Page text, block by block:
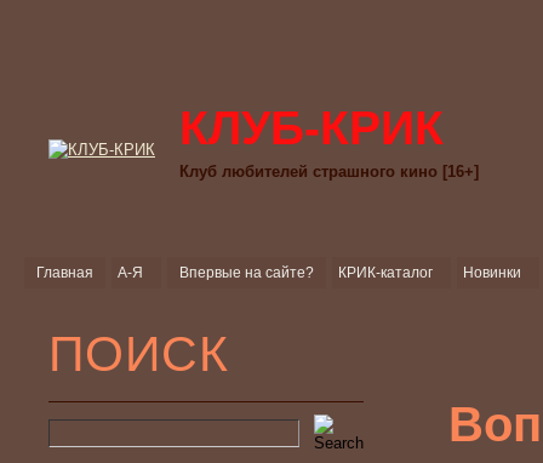
КЛУБ-КРИК
Клуб любителей страшного кино [16+]
Главная А-Я Впервые на сайте? КРИК-каталог Новинки
ПОИСК